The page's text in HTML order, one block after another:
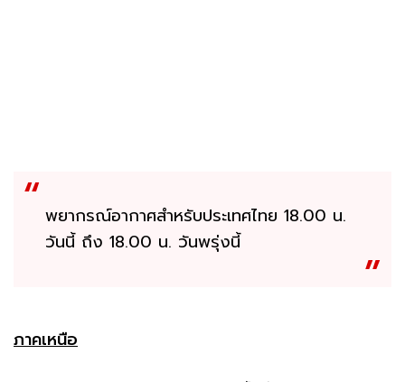
พยากรณ์อากาศสำหรับประเทศไทย 18.00 น.
วันนี้ ถึง 18.00 น. วันพรุ่งนี้
ภาคเหนือ